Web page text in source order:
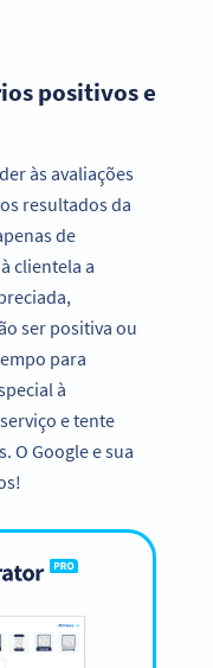
positivos e
às avaliações
resultados da
de
clientela a
ser positiva ou
para
à
e tente
O Google e sua